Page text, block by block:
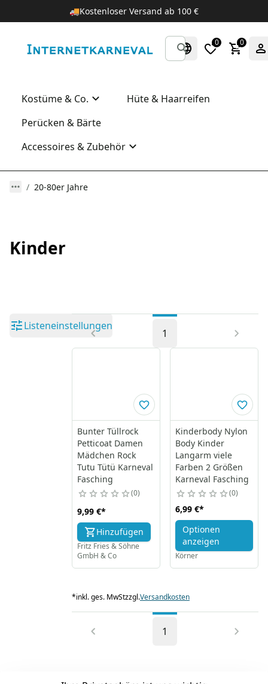
🚚Kostenloser Versand ab 100 €
0 0
Kostüme & Co.
Hüte & Haarreifen
Perücken & Bärte
Accessoires & Zubehör
20-80er Jahre
Kinder
Listeneinstellungen
1
Bunter Tüllrock
Petticoat Damen
Mädchen Rock
Tutu Tütü Karneval
Fasching
0
9,99 €*
Hinzufügen
Fritz Fries & Söhne
GmbH & Co
Kinderbody Nylon
Body Kinder
Langarm viele
Farben 2 Größen
Karneval Fasching
0
6,99 €*
Optionen
anzeigen
Körner
*inkl. ges. MwStzzgl.Versandkosten
1